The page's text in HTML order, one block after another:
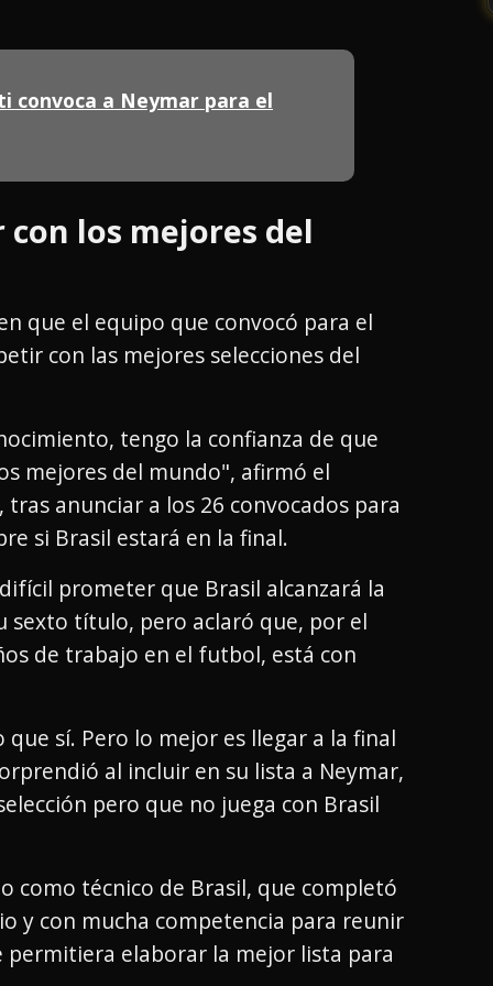
convoca a Neymar para el
los mejores del
que el equipo que convocó para el
con las mejores selecciones del
tengo la confianza de que
mejores del mundo", afirmó el
anunciar a los 26 convocados para
si Brasil estará en la final.
prometer que Brasil alcanzará la
sexto título, pero aclaró que, por el
de trabajo en el futbol, está con
que sí. Pero lo mejor es llegar a la final
al incluir en su lista a Neymar,
pero que no juega con Brasil
como técnico de Brasil, que completó
y con mucha competencia para reunir
elaborar la mejor lista para